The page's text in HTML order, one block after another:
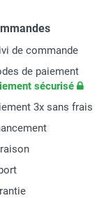
de commande
de paiement
sécurisé
3x sans frais